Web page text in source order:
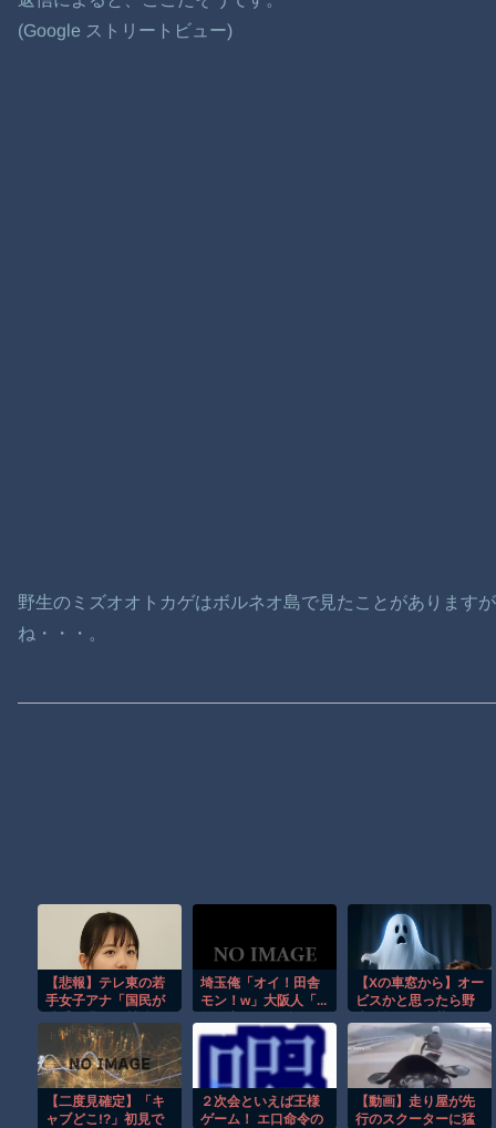
(Google ストリートビュー)
野生のミズオオトカゲはボルネオ島で見たことがあります
ね・・・。
【悲報】テレ東の若
手女子アナ「国民が
カメラを向ける
な！」→何様のつも
りだと炎上ｗｗｗｗ
ｗｗ
埼玉俺「オイ！田舎
モン！w」大阪人「...
ないやん」俺「で
も、西やんw」
【Xの車窓から】オー
ビスかと思ったら野
か
【二度見確定】「キ
ャブどこ!?」初見で
２次会といえば王様
ゲーム！ エ口命令の
【動画】走り屋が先
行のスクーターに猛